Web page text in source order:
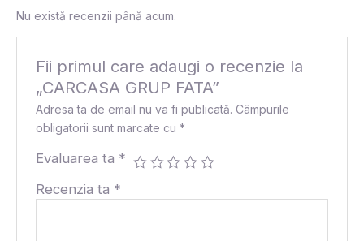
Nu există recenzii până acum.
Fii primul care adaugi o recenzie la
„CARCASA GRUP FATA”
Adresa ta de email nu va fi publicată. Câmpurile
obligatorii sunt marcate cu*
Evaluarea ta *
Recenzia ta *